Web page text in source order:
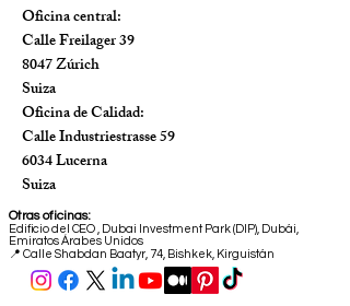
Oficina central:
Calle Freilager 39
8047 Zúrich
Suiza
Oficina de Calidad:
Calle Industriestrasse 59
6034 Lucerna
Suiza
Otras oficinas:
Edificio del CEO, Dubai Investment Park (DIP), Dubái,
Emiratos Árabes Unidos
📍 Calle Shabdan Baatyr, 74, Bishkek, Kirguistán